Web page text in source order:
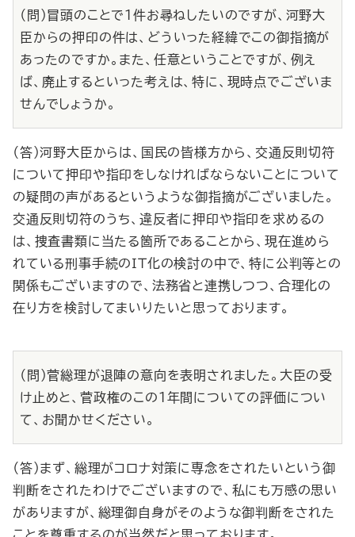
（問）冒頭のことで１件お尋ねしたいのですが、河野大
臣からの押印の件は、どういった経緯でこの御指摘が
あったのですか。また、任意ということですが、例え
ば、廃止するといった考えは、特に、現時点でございま
せんでしょうか。
（答）河野大臣からは、国民の皆様方から、交通反則切符
について押印や指印をしなければならないことについて
の疑問の声があるというような御指摘がございました。
交通反則切符のうち、違反者に押印や指印を求めるの
は、捜査書類に当たる箇所であることから、現在進めら
れている刑事手続のＩＴ化の検討の中で、特に公判等との
関係もございますので、法務省と連携しつつ、合理化の
在り方を検討してまいりたいと思っております。
（問）菅総理が退陣の意向を表明されました。大臣の受
け止めと、菅政権のこの１年間についての評価につい
て、お聞かせください。
（答）まず、総理がコロナ対策に専念をされたいという御
判断をされたわけでございますので、私にも万感の思い
がありますが、総理御自身がそのような御判断をされた